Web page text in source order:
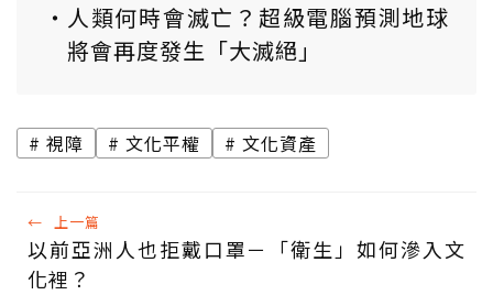
人類何時會滅亡？超級電腦預測地球
將會再度發生「大滅絕」
視障 文化平權 文化資產
← 上一篇
以前亞洲人也拒戴口罩－「衛生」如何滲入文
化裡？